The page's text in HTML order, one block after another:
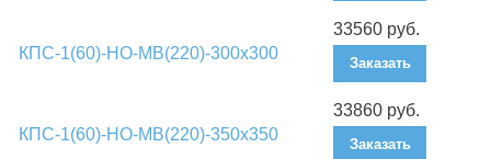
КПС-1(60)-НО-МВ(220)-300х300
33560 руб.
Заказать
КПС-1(60)-НО-МВ(220)-350х350
33860 руб.
Заказать